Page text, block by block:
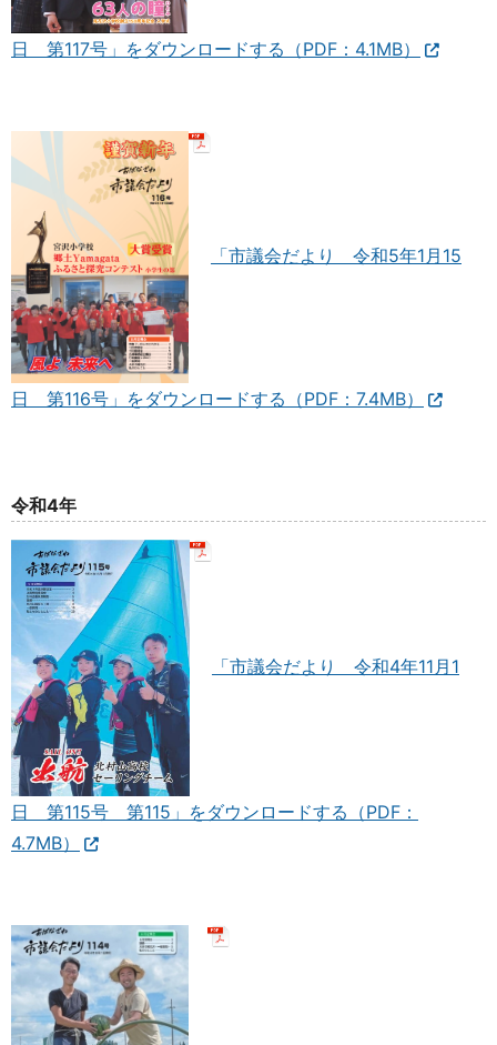
日 第117号」をダウンロードする（PDF：4.1MB）
「市議会だより 令和5年1月15
日 第116号」をダウンロードする（PDF：7.4MB）
令和4年
「市議会だより 令和4年11月1
日 第115号 第115」をダウンロードする（PDF：
4.7MB）